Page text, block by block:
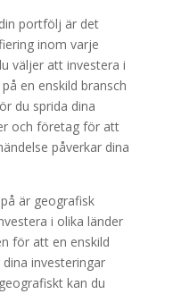
portfölj är det
inom varje
väljer att investera i
en enskild bransch
du sprida dina
och företag för att
påverkar dina
är geografisk
i olika länder
för att en enskild
investeringar
kan du